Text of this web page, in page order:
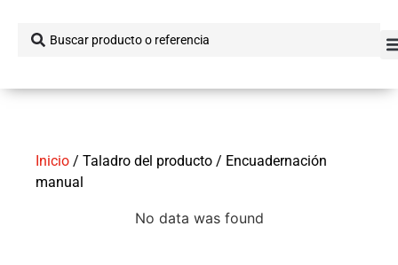
Inicio / Taladro del producto / Encuadernación
manual
No data was found